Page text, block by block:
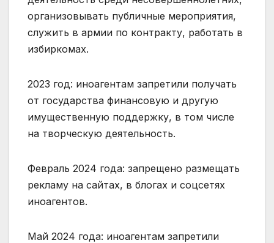
организовывать публичные мероприятия,
служить в армии по контракту, работать в
избиркомах.
2023 год: иноагентам запретили получать
от государства финансовую и другую
имущественную поддержку, в том числе
на творческую деятельность.
Февраль 2024 года: запрещено размещать
рекламу на сайтах, в блогах и соцсетях
иноагентов.
Май 2024 года: иноагентам запретили